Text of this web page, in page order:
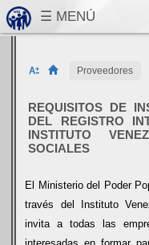
Proveedores
REQUISITOS DE
DEL REGISTRO
INSTITUTO
SOCIALES
El Ministerio del Poder
través del Instituto
invita a todas las